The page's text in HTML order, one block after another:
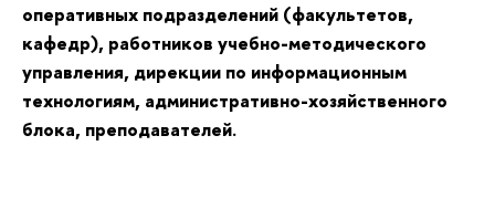
оперативных подразделений (факультетов,
кафедр), работников учебно-методического
управления, дирекции по информационным
технологиям, административно-хозяйственного
блока, преподавателей.